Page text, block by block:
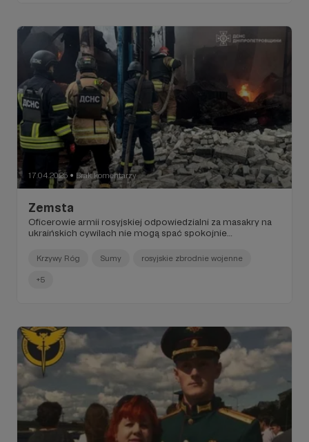
17.04.2025 ● Brak komentarzy
Zemsta
Oficerowie armii rosyjskiej odpowiedzialni za masakry na
ukraińskich cywilach nie mogą spać spokojnie…
Krzywy Róg Sumy rosyjskie zbrodnie wojenne
+5